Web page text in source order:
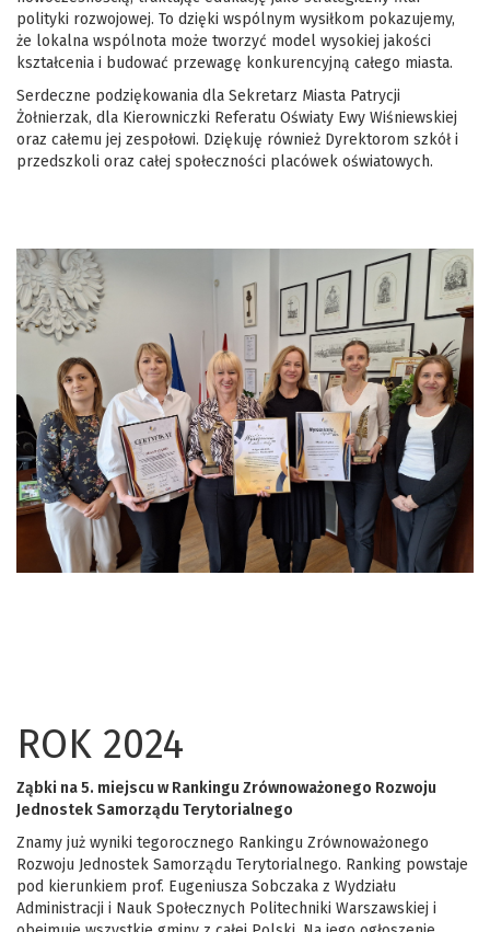
polityki rozwojowej. To dzięki wspólnym wysiłkom pokazujemy,
że lokalna wspólnota może tworzyć model wysokiej jakości
kształcenia i budować przewagę konkurencyjną całego miasta.
Serdeczne podziękowania dla Sekretarz Miasta Patrycji
Żołnierzak, dla Kierowniczki Referatu Oświaty Ewy Wiśniewskiej
oraz całemu jej zespołowi. Dziękuję również Dyrektorom szkół i
przedszkoli oraz całej społeczności placówek oświatowych.
ROK 2024
Ząbki na 5. miejscu w Rankingu Zrównoważonego Rozwoju
Jednostek Samorządu Terytorialnego
Znamy już wyniki tegorocznego Rankingu Zrównoważonego
Rozwoju Jednostek Samorządu Terytorialnego. Ranking powstaje
pod kierunkiem prof. Eugeniusza Sobczaka z Wydziału
Administracji i Nauk Społecznych Politechniki Warszawskiej i